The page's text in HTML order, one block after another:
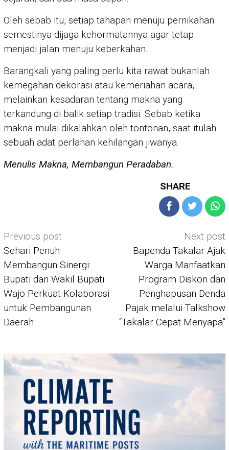
Oleh sebab itu, setiap tahapan menuju pernikahan
semestinya dijaga kehormatannya agar tetap
menjadi jalan menuju keberkahan.
Barangkali yang paling perlu kita rawat bukanlah
kemegahan dekorasi atau kemeriahan acara,
melainkan kesadaran tentang makna yang
terkandung di balik setiap tradisi. Sebab ketika
makna mulai dikalahkan oleh tontonan, saat itulah
sebuah adat perlahan kehilangan jiwanya.
Menulis Makna, Membangun Peradaban.
SHARE
Post
navigation
Previous post
Sehari Penuh
Membangun Sinergi:
Bupati dan Wakil Bupati
Wajo Perkuat Kolaborasi
untuk Pembangunan
Daerah
Next post
Bapenda Takalar Ajak
Warga Manfaatkan
Program Diskon dan
Penghapusan Denda
Pajak melalui Talkshow
“Takalar Cepat Menyapa”